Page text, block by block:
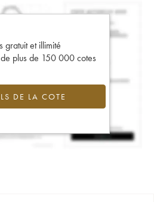
gratuit et illimité
de plus de 150 000 cotes
DE LA COTE